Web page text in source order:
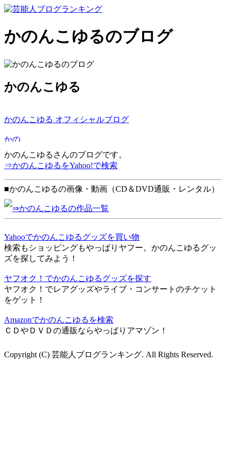
かのんこゆるのブログ
かのんこゆる
かのんこゆる オフィシャルブログ
かのんこゆるさんのブログです。
⇒かのんこゆるをYahoo!で検索
■かのんこゆるの画像・動画（CD＆DVD通販・レンタル）
⇒かのんこゆるの作品一覧
Yahooでかのんこゆるグッズを買い物
検索もショッピングもやっぱりヤフー。かのんこゆるグッ
ズを探してみよう！
ヤフオク！でかのんこゆるグッズを探す
ヤフオク！でレアグッズやライブ・コンサートのチケット
をゲット！
Amazonでかのんこゆるを検索
ＣＤやＤＶＤの通販ならやっぱりアマゾン！
Copyright (C) 芸能人ブログランキング. All Rights Reserved.